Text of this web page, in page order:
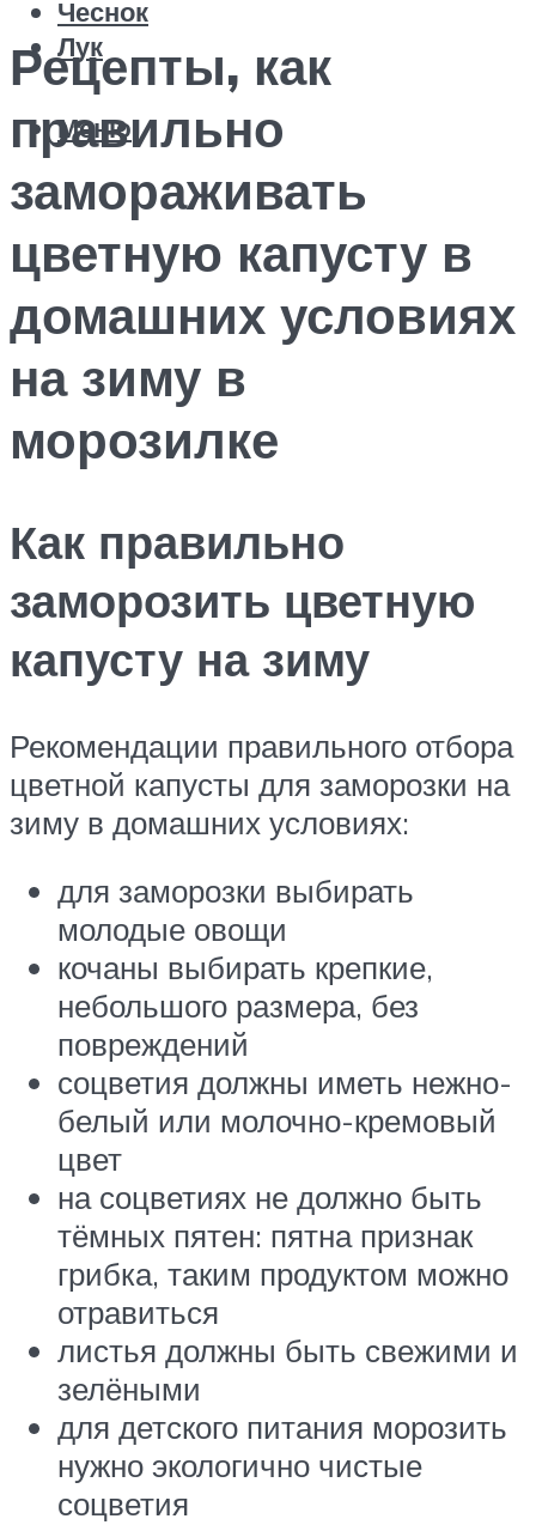
Чеснок
Лук
Меню
Рецепты, как
правильно
замораживать
цветную капусту в
домашних условиях
на зиму в
морозилке
Как правильно
заморозить цветную
капусту на зиму
Рекомендации правильного отбора
цветной капусты для заморозки на
зиму в домашних условиях:
для заморозки выбирать
молодые овощи
кочаны выбирать крепкие,
небольшого размера, без
повреждений
соцветия должны иметь нежно-
белый или молочно-кремовый
цвет
на соцветиях не должно быть
тёмных пятен: пятна признак
грибка, таким продуктом можно
отравиться
листья должны быть свежими и
зелёными
для детского питания морозить
нужно экологично чистые
соцветия